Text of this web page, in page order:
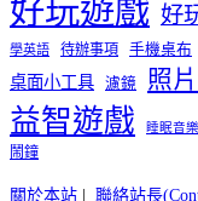
好玩遊戲 好
學英語 待辦事項 手機桌布
桌面小工具 濾鏡 照
益智遊戲 睡眠音樂
鬧鐘
關於本站 | 聯絡站長